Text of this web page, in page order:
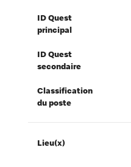
ID Quest
principal
ID Quest
secondaire
Classification
du poste
Lieu(x)